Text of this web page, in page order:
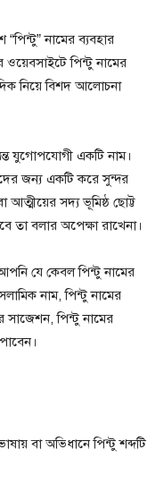
নামের ব্যবহার
পিন্টু নামের
নিয়ে বিশদ আলোচনা
যুগোপযোগী একটি নাম।
জন্য একটি করে সুন্দর
আত্মীয়ের সদ্য ভূমিষ্ঠ ছোট্ট
তা বলার অপেক্ষা রাখেনা।
যে কেবল পিন্টু নামের
নাম, পিন্টু নামের
সাজেশন, পিন্টু নামের
বা অভিধানে পিন্টু শব্দটি